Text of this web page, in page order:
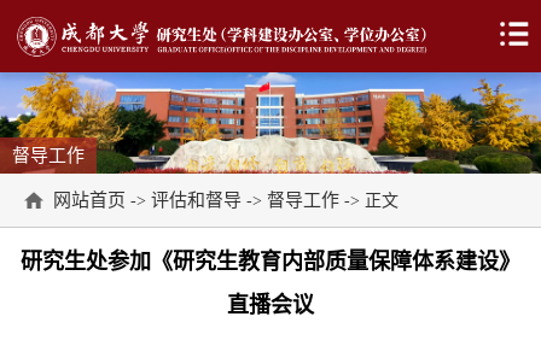
督导工作
网站首页 -> 评估和督导 -> 督导工作 -> 正文
研究生处参加《研究生教育内部质量保障体系建设》
直播会议